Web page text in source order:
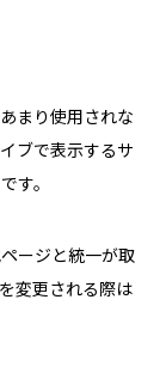
まり使用されな
ブで表示するサ
す。
ージと統一が取
変更される際は